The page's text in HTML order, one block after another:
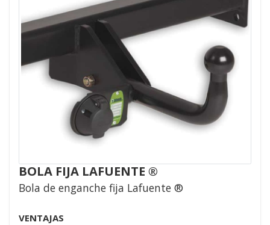
BOLA FIJA LAFUENTE ®
Bola de enganche fija Lafuente ®
VENTAJAS